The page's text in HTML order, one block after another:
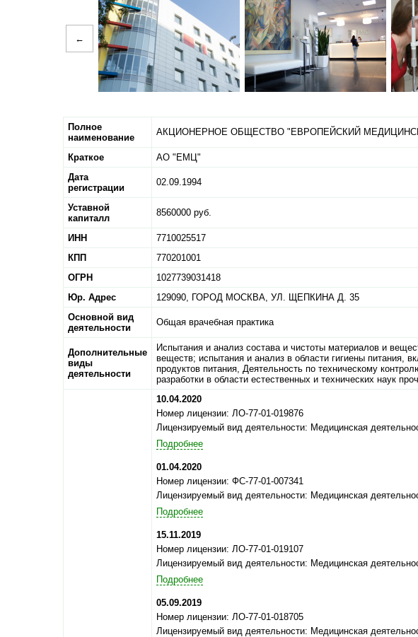
←
Полное
наименование
АКЦИОНЕРНОЕ ОБЩЕСТВО "ЕВРОПЕЙСКИЙ
Краткое
АО "ЕМЦ"
Дата
регистрации
02.09.1994
Уставной
капиталл
8560000 руб.
ИНН
7710025517
КПП
770201001
ОГРН
1027739031418
Юр. Адрес
129090, ГОРОД МОСКВА, УЛ. ЩЕПКИНА Д. 35
Основной вид
деятельности
Общая врачебная практика
Дополнительные
виды
деятельности
Испытания и анализ состава и чистоты материалов и
веществ; испытания и анализ в области гигиены питания,
продуктов питания, Деятельность по техническому
разработки в области естественных и технических наук
10.04.2020
Номер лицензии: ЛО-77-01-019876
Лицензируемый вид деятельности: Медицинская
Подробнее
01.04.2020
Номер лицензии: ФС-77-01-007341
Лицензируемый вид деятельности: Медицинская
Подробнее
15.11.2019
Номер лицензии: ЛО-77-01-019107
Лицензируемый вид деятельности: Медицинская
Подробнее
05.09.2019
Номер лицензии: ЛО-77-01-018705
Лицензируемый вид деятельности: Медицинская